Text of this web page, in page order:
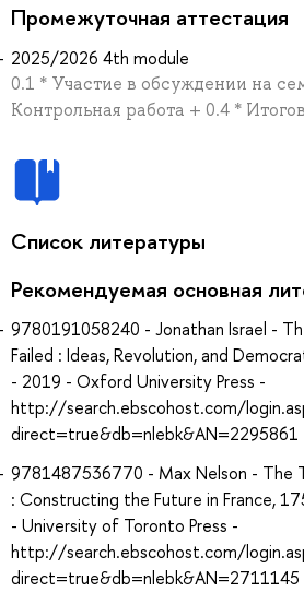
Промежуточная аттестация
2025/2026 4th module
0.1 * Участие в обсуждении на
Контрольная работа + 0.4 *
Список литературы
Рекомендуемая основная
9780191058240 - Jonathan Israel -
Failed : Ideas, Revolution, and
- 2019 - Oxford University Press -
http://search.ebscohost.com/
direct=true&db=nlebk&AN=2295861
9781487536770 - Max Nelson - The
: Constructing the Future in France,
- University of Toronto Press -
http://search.ebscohost.com/
direct=true&db=nlebk&AN=2711145